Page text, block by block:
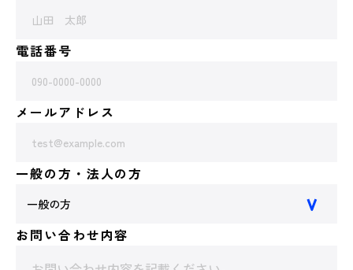
電話番号
メールアドレス
一般の方・法人の方
お問い合わせ内容